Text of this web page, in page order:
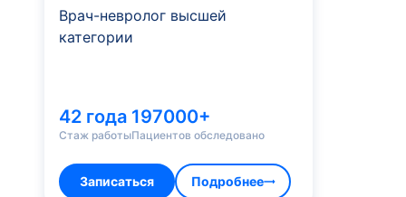
Врач-невролог высшей
категории
42 года
Стаж работы
197000+
Пациентов обследовано
Записаться Подробнее